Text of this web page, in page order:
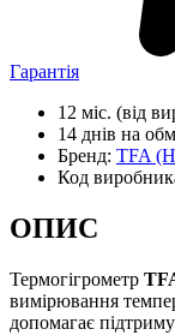
Гарантія
12 міс. (від
14 днів на
Бренд: TFA
Код
ОПИС
Термогігрометр
вимірювання
допомагає